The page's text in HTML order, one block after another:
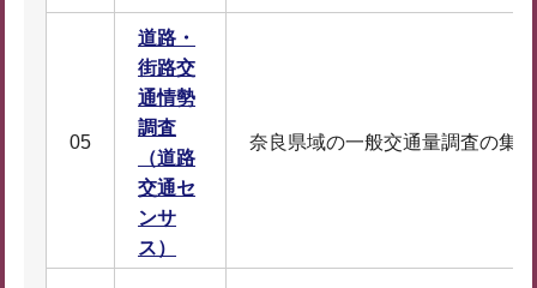
05
道路・
街路交
通情勢
調査
（道路
交通セ
ンサ
ス）
奈良県域の一般交通量調査の集